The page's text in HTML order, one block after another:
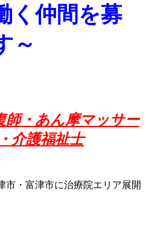
く仲間を募
～
師・あん摩マッサー
介護福祉士
市・富津市に治療院エリア展開